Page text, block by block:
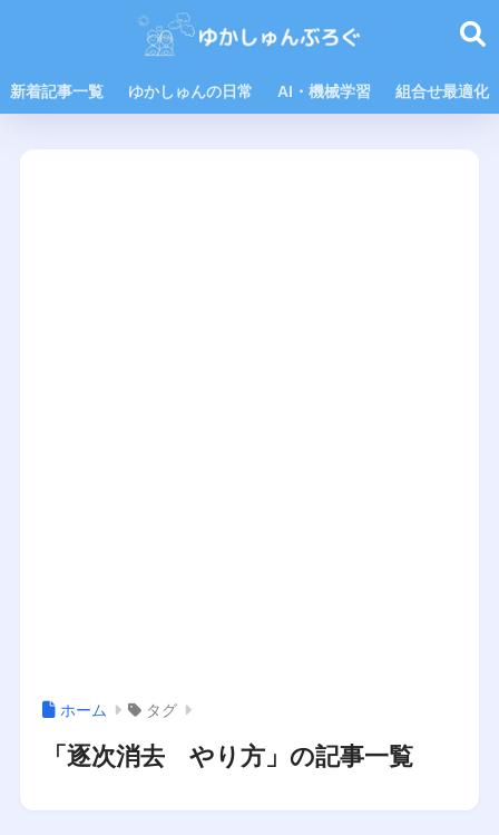
新着記事一覧 ゆかしゅんの日常 AI・機械学習 組合せ最適化
ホーム タグ
「逐次消去 やり方」の記事一覧